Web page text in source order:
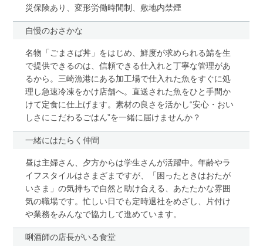
災保険あり、変形労働時間制、敷地内禁煙
自慢のおさかな
名物「ごまさば丼」をはじめ、鮮度が求められる鯖を生
で提供できるのは、信頼できる仕入れと丁寧な管理があ
るから。三崎漁港にある加工場で仕入れた魚をすぐに処
理し急速冷凍をかけ店舗へ。直送された魚をひと手間か
けて定食に仕上げます。素材の良さを活かし“安心・おい
しさにこだわるごはん”を一緒に届けませんか？
一緒にはたらく仲間
昼は主婦さん、夕方からは学生さんが活躍中。年齢やラ
イフスタイルはさまざまですが、「困ったときはおたが
いさま」の気持ちで自然と助け合える、あたたかな雰囲
気の職場です。忙しい日でも定時退社をめざし、片付け
や業務をみんなで協力して進めています。
唎酒師の店長がいる食堂